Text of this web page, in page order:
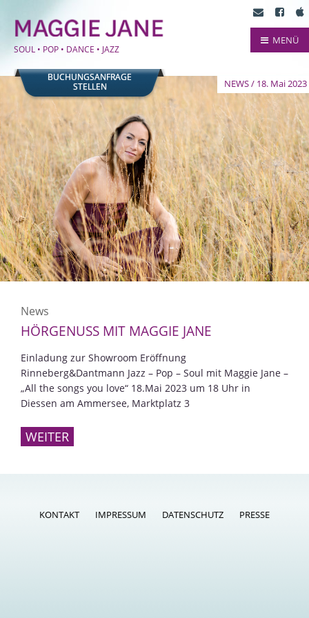
SOUL • POP • DANCE • JAZZ
MENÜ
BUCHUNGSANFRAGE
STELLEN
NEWS / 18. Mai 2023
News
HÖRGENUSS MIT MAGGIE JANE
Einladung zur Showroom Eröffnung
Rinneberg&Dantmann Jazz – Pop – Soul mit Maggie Jane –
„All the songs you love“ 18.Mai 2023 um 18 Uhr in
Diessen am Ammersee, Marktplatz 3
WEITER
KONTAKT IMPRESSUM DATENSCHUTZ PRESSE